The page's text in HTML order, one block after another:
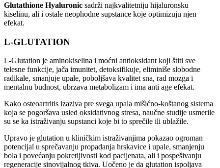
Glutathione Hyaluronic sadrži najkvalitetniju hijaluronsku
kiselinu, ali i ostale neophodne supstance koje optimizuju njen
efekat.
L-GLUTATION
L-Glutation je aminokiselina i moćni antioksidant koji štiti sve
telesne funkcije, jača imunitet, detoksifikuje, eliminiše slobodne
radikale, smanjuje upale, poboljšava kvalitet sna, rad mozga i
mentalnu budnost, ubrzava metabolizam i ima anti age efekat.
Kako osteoartritis izaziva pre svega upala mišićno-koštanog sistema
koja se pogoršava usled oksidativnog stresa, naučne studije usmerile
su se ka istraživanju supstanci koje bi to sprečile ili ublažile.
Upravo je glutation u kliničkim istraživanjima pokazao ogroman
potencijal u sprečavanju propadanja hrskavice i upale, smanjenju
bola i povećanju pokretljivosti kod pacijenata, ali i pospešivanju
regeneracije sinovijalnog tkiva. Uočeno je da glutation ispoljava